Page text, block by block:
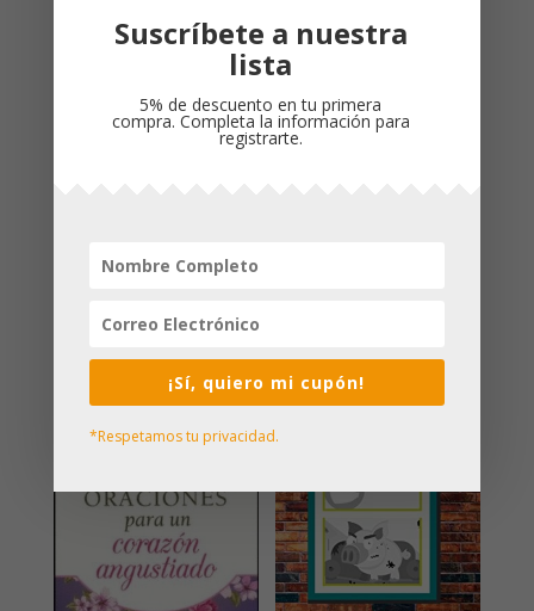
FilamentBiblia Ultrafina
Nueva Traducción
Viviente
Letra Grande 10.25 puntos
Productos relacionados
Suscríbete a nuestra
lista
5% de descuento en tu primera
compra. Completa la información para
registrarte.
¡Sí, quiero mi cupón!
*Respetamos tu privacidad.